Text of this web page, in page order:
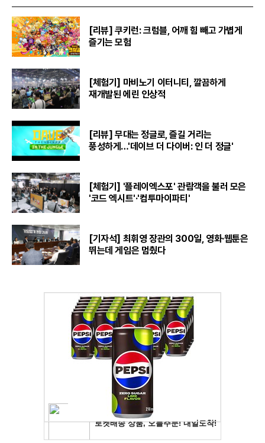
[리뷰] 쿠키런: 크럼블, 어깨 힘 빼고 가볍게
즐기는 모험
[체험기] 마비노기 이터니티, 깔끔하게
재개발된 에린 인상적
[리뷰] 무대는 정글로, 즐길 거리는
풍성하게…'데이브 더 다이버: 인 더 정글'
[체험기] '플레이엑스포' 관람객을 불러 모은
'코드 엑시트'·'컴투마이파티'
[기자석] 최휘영 장관의 300일, 영화·웹툰은
뛰는데 게임은 멈췄다